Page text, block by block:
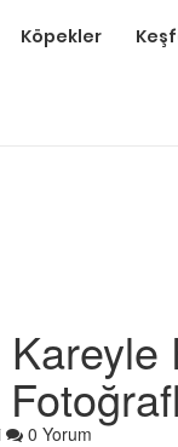
Köpekler
0 Yorum